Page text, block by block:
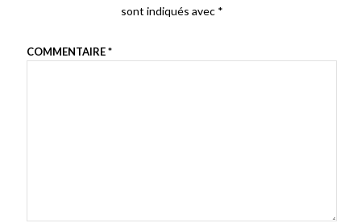
sont indiqués avec *
COMMENTAIRE*